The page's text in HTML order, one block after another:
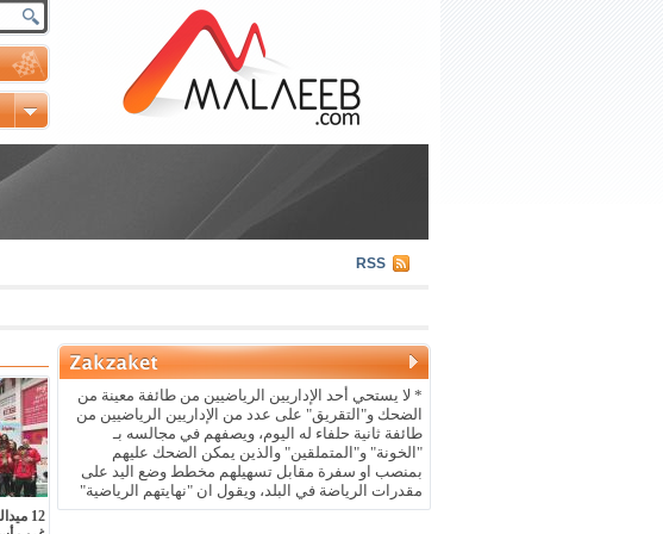
RSS
12
* لا يستحي أحد الإداريين الرياضيين من طائفة معينة من
الضحك و"التقريق" على عدد من الإداريين الرياضيين من
طائفة ثانية حلفاء له اليوم، ويصفهم في مجالسه بـ
"الخونة" و"المتملقين" والذين يمكن الضحك عليهم
بمنصب او سفرة مقابل تسهيلهم مخطط وضع اليد على
مقدرات الرياضة في البلد، ويقول ان "نهايتهم الرياضية"